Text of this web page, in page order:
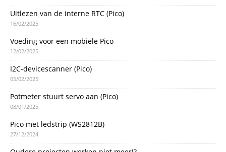
Uitlezen van de interne RTC (Pico)
16/02/2025
Voeding voor een mobiele Pico
12/02/2025
I2C-devicescanner (Pico)
05/02/2025
Potmeter stuurt servo aan (Pico)
08/01/2025
Pico met ledstrip (WS2812B)
27/12/2024